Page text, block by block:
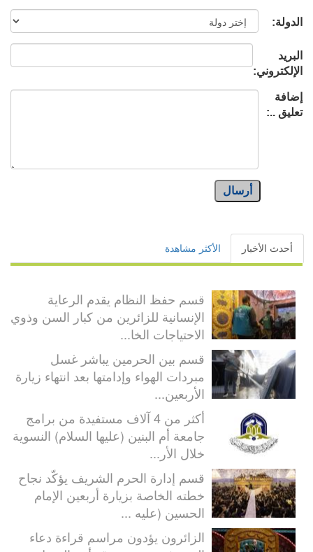
الدولة:
البريد
الإلكتروني:
إضافة
تعليق ..:
أرسال
أحدث الأخبار الأكثر مشاهدة
قسم حفظ النظام يقدم الرعاية
الإنسانية للزائرين من كبار السن وذوي
الاحتياجات الخا...
قسم بين الحرمين يباشر غسل
مبردات الهواء وإدامتها بعد انتهاء زيارة
الأربعين...
أكثر من 4 آلاف مستفيدة من برامج
جامعة أم البنين (عليها السلام) النسوية
خلال الأر...
قسم إدارة الحرم الشريف يؤكّد نجاح
خطته الخاصة بزيارة أربعين الإمام
الحسين (عليه ...
الزائرون يؤدون مراسم قراءة دعاء